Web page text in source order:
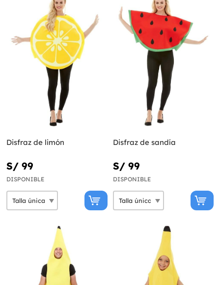
Disfraz de limón
S/ 99
DISPONIBLE
Disfraz de sandía
S/ 99
DISPONIBLE